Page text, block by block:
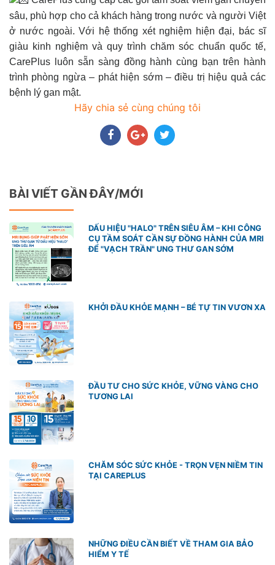
sâu, phù hợp cho cả khách hàng trong nước và người Việt
ở nước ngoài. Với hệ thống xét nghiệm hiện đại, bác sĩ
giàu kinh nghiệm và quy trình chăm sóc chuẩn quốc tế,
CarePlus luôn sẵn sàng đồng hành cùng bạn trên hành
trình phòng ngừa – phát hiện sớm – điều trị hiệu quả các
bệnh lý gan mật.
Hãy chia sẻ cùng chúng tôi
BÀI VIẾT GẦN ĐÂY/MỚI
DẤU HIỆU "HALO" TRÊN SIÊU ÂM – KHI CÔNG
CỤ TẦM SOÁT CẦN SỰ ĐỒNG HÀNH CỦA MRI
ĐỂ "VẠCH TRẦN" UNG THƯ GAN SỚM
KHỞI ĐẦU KHỎE MẠNH – BÉ TỰ TIN VƯƠN XA
ĐẦU TƯ CHO SỨC KHỎE, VỮNG VÀNG CHO
TƯƠNG LAI
CHĂM SÓC SỨC KHỎE - TRỌN VẸN NIỀM TIN
TẠI CAREPLUS
NHỮNG ĐIỀU CẦN BIẾT VỀ THAM GIA BẢO
HIỂM Y TẾ